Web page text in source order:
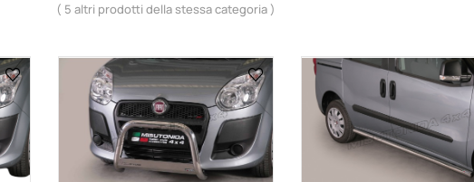
( 5 altri prodotti della stessa categoria )